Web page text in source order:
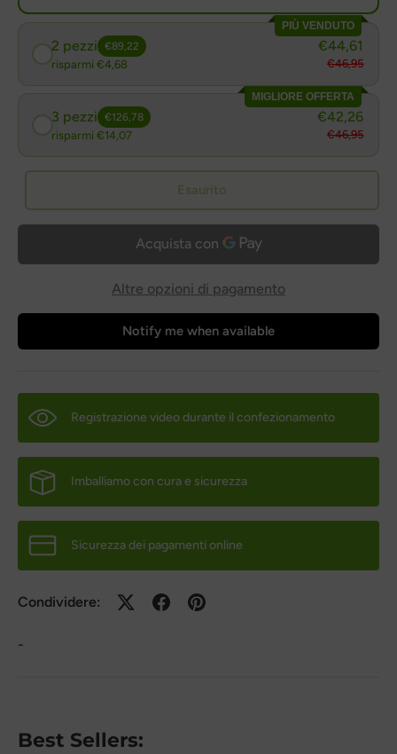
PIÙ VENDUTO
2 pezzi €89,22
risparmi €4,68
€44,61
€46,95
MIGLIORE OFFERTA
3 pezzi €126,78
risparmi €14,07
€42,26
€46,95
Esaurito
Altre opzioni di pagamento
Notify me when available
Registrazione video durante il confezionamento
Imballiamo con cura e sicurezza
Sicurezza dei pagamenti online
Condividere:
-
Best Sellers: